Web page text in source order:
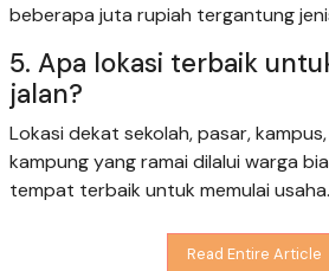
beberapa juta rupiah tergantung
5. Apa lokasi terbaik
jalan?
Lokasi dekat sekolah, pasar,
kampung yang ramai dilalui warga
tempat terbaik untuk memulai usaha.
Read Entire Article